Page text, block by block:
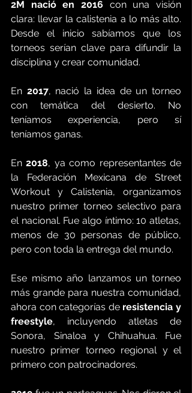
2M nació en 2016 con una visión
clara: llevar la calistenia a lo más alto.
Desde el inicio sabíamos que los
torneos serían clave para difundir la
disciplina y crear comunidad.
En 2017, nació la idea de un torneo
con temática del desierto. No
teníamos experiencia, pero sí
teníamos ganas.
En 2018, ya como representantes de
la Federación Mexicana de Street
Workout y Calistenia, organizamos
nuestro primer torneo selectivo para
el nacional. Fue algo íntimo: 10 atletas,
menos de 30 personas de público,
pero con toda la entrega del mundo.
Ese mismo año lanzamos un torneo
más grande para nuestra comunidad,
ahora con categorías de resistencia y
freestyle, incluyendo atletas de
Sonora, Sinaloa y Chihuahua. Fue
nuestro primer torneo regional y el
primero con patrocinadores.